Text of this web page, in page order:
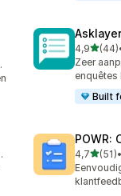
4,9van 5
(44)
44
Zeer
enquêtes
Built
POWR:
4,7van 5
(51)
51 •